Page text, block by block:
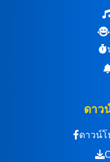
ดาว
ดาวน์